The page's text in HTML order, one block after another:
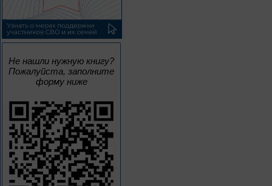
Не нашли нужную книгу?
Пожалуйста, заполните
форму ниже